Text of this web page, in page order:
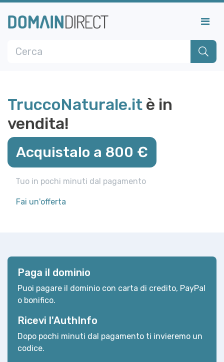
TruccoNaturale.it è in
vendita!
Acquistalo a 800 €
Tuo in pochi minuti dal pagamento
Fai un'offerta
Paga il dominio
Puoi pagare il dominio con carta di credito, PayPal
o bonifico.
Ricevi l'AuthInfo
Dopo pochi minuti dal pagamento ti invieremo un
codice.